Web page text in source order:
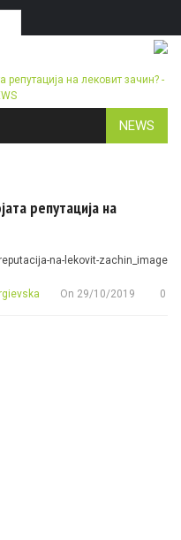
NEWS
репутација на
On 29/10/2019 0